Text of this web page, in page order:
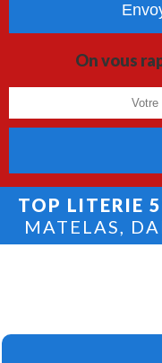
On vous
TOP LITERIE
MATELAS,